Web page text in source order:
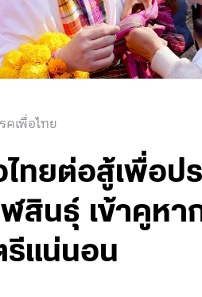
คเพื่อไทย
ไทยต่อสู้เพื่อ
สินธุ์ เข้าคูหาก
รีแน่นอน